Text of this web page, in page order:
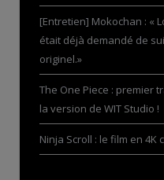
[Entretien] Mokochan : «
était déjà demandé de
originel.»
The One Piece : premier
la version de WIT Studio !
Ninja Scroll : le film en 4K